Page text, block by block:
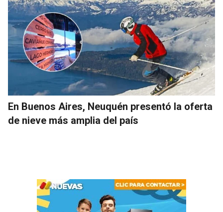
En Buenos Aires, Neuquén presentó la oferta
de nieve más amplia del país